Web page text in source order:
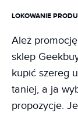
LOKOWANIE
Ależ
sklep
kupić szereg
taniej, a ja
propozycje.